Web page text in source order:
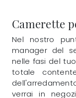
Camerette
Nel nostro
manager del
nelle fasi del
totale
verrai in